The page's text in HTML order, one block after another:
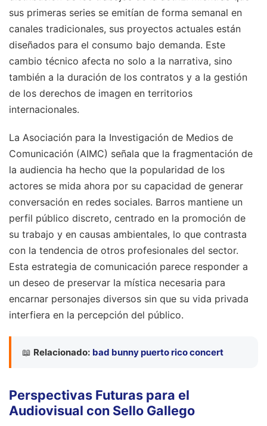
sus primeras series se emitían de forma semanal en
canales tradicionales, sus proyectos actuales están
diseñados para el consumo bajo demanda. Este
cambio técnico afecta no solo a la narrativa, sino
también a la duración de los contratos y a la gestión
de los derechos de imagen en territorios
internacionales.
La Asociación para la Investigación de Medios de
Comunicación (AIMC) señala que la fragmentación de
la audiencia ha hecho que la popularidad de los
actores se mida ahora por su capacidad de generar
conversación en redes sociales. Barros mantiene un
perfil público discreto, centrado en la promoción de
su trabajo y en causas ambientales, lo que contrasta
con la tendencia de otros profesionales del sector.
Esta estrategia de comunicación parece responder a
un deseo de preservar la mística necesaria para
encarnar personajes diversos sin que su vida privada
interfiera en la percepción del público.
📖 Relacionado: bad bunny puerto rico concert
Perspectivas Futuras para el
Audiovisual con Sello Gallego